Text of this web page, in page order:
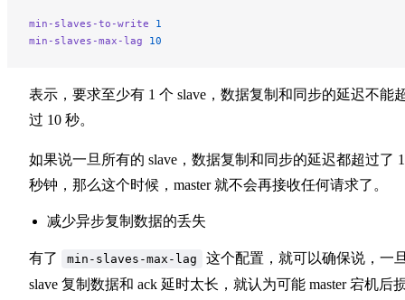
min-slaves-to-write 1
min-slaves-max-lag 10
表示，要求至少有 1 个 slave，数据复制和同步的延迟不能
过 10 秒。
如果说一旦所有的 slave，数据复制和同步的延迟都超过了
秒钟，那么这个时候，master 就不会再接收任何请求了。
减少异步复制数据的丢失
有了 min-slaves-max-lag
这个配置，就可以确保说，一
slave 复制数据和 ack 延时太长，就认为可能 master 宕机后